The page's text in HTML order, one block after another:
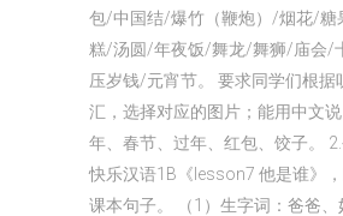
包/中国结/爆竹（鞭炮）/烟花/糖
糕/汤圆/年夜饭/舞龙/舞狮/庙会/
压岁钱/元宵节。 要求同学们根据
汇，选择对应的图片；能用中文
年、春节、过年、红包、饺子。
快乐汉语1B《lesson7 他是谁》
课本句子。 （1）生字词：爸爸、